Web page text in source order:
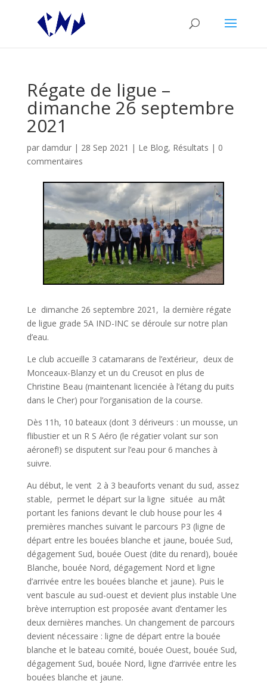
Régate de ligue –
dimanche 26 septembre
2021
par damdur| 28 Sep 2021 | Le Blog, Résultats | 0
commentaires
Le dimanche 26 septembre 2021, la dernière régate
de ligue grade 5A IND-INC se déroule sur notre plan
d’eau.
Le club accueille 3 catamarans de l’extérieur, deux de
Monceaux-Blanzy et un du Creusot en plus de
Christine Beau (maintenant licenciée à l’étang du puits
dans le Cher) pour l’organisation de la course.
Dès 11h, 10 bateaux (dont 3 dériveurs : un mousse, un
flibustier et un R S Aéro (le régatier volant sur son
aéronef!) se disputent sur l’eau pour 6 manches à
suivre.
Au début, le vent 2 à 3 beauforts venant du sud, assez
stable, permet le départ sur la ligne située au mât
portant les fanions devant le club house pour les 4
premières manches suivant le parcours P3 (ligne de
départ entre les bouées blanche et jaune, bouée Sud,
dégagement Sud, bouée Ouest (dite du renard), bouée
Blanche, bouée Nord, dégagement Nord et ligne
d’arrivée entre les bouées blanche et jaune). Puis le
vent bascule au sud-ouest et devient plus instable Une
brève interruption est proposée avant d’entamer les
deux dernières manches. Un changement de parcours
devient nécessaire : ligne de départ entre la bouée
blanche et le bateau comité, bouée Ouest, bouée Sud,
dégagement Sud, bouée Nord, ligne d’arrivée entre les
bouées blanche et jaune.